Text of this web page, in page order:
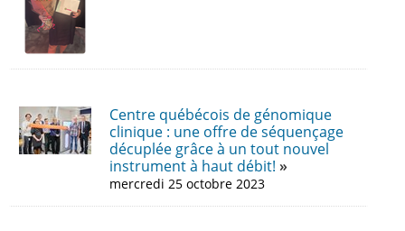
Centre québécois de génomique
clinique : une offre de séquençage
décuplée grâce à un tout nouvel
instrument à haut débit!
mercredi 25 octobre 2023